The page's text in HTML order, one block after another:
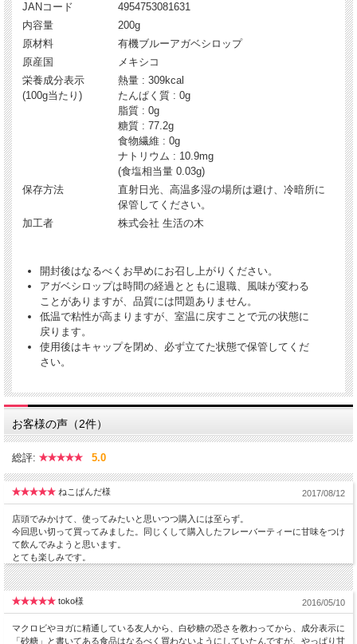
JANコード
4954753081631
内容量
200g
原材料
有機ブルーアガベシロップ
原産国
メキシコ
栄養成分表示
(100g当たり)
熱量 : 309kcal
たんぱく質 : 0g
脂質 : 0g
糖質 : 77.2g
食物繊維 : 0g
ナトリウム : 10.9mg
(食塩相当量 0.03g)
保存方法
直射日光、高温多湿の場所は避け、冷暗所に
保管してください。
加工者
株式会社 生活の木
開封後はなるべくお早めにお召し上がりください。
アガベシロップは時間の経過とともに退職、風味が変わる
ことがありますが、品質には問題ありません。
低温で粘性が高まりますが、室温に戻すことで元の状態に
戻ります。
使用後はキャップを閉め、必ず立てた状態で保管してくだ
さい。
お客様の声（2件）
総評: 5.0
ねこぱんだ様 2017/08/12
店頭でみかけて、使ってみたいと思いつつ購入には至らず。
今回思い切って買ってみました。同じくして購入したフレーバーティーに甘味をつけ
て飲んでみようと思います。
とても楽しみです。
toko様 2016/05/10
マクロビやヨガに精通している友人から、白砂糖の恐さを教わってから、成分表示に
「砂糖」と書いてある食品はなるべく買わないようにしていたんですが、やっぱり甘